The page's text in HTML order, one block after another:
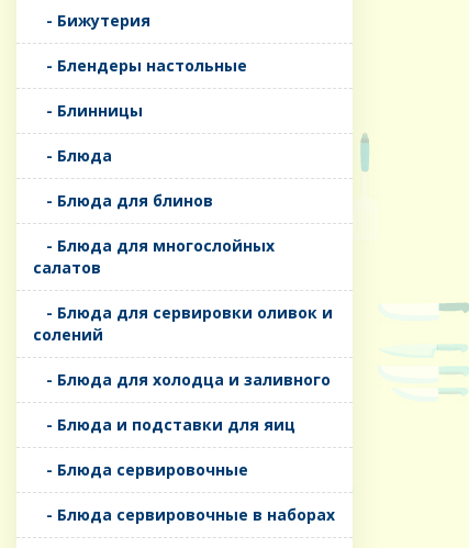
- Бижутерия
- Блендеры настольные
- Блинницы
- Блюда
- Блюда для блинов
- Блюда для многослойных
салатов
- Блюда для сервировки оливок и
солений
- Блюда для холодца и заливного
- Блюда и подставки для яиц
- Блюда сервировочные
- Блюда сервировочные в наборах